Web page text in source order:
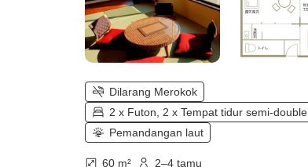
Dilarang Merokok
2 x Futon, 2 x Tempat tidur semi-double
Pemandangan laut
60 m² 2–4 tamu